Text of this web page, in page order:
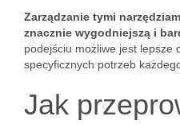
Zarządzanie tymi
znacznie wygodniejszą i
podejściu możliwe jest lepsze
specyficznych potrzeb
Jak